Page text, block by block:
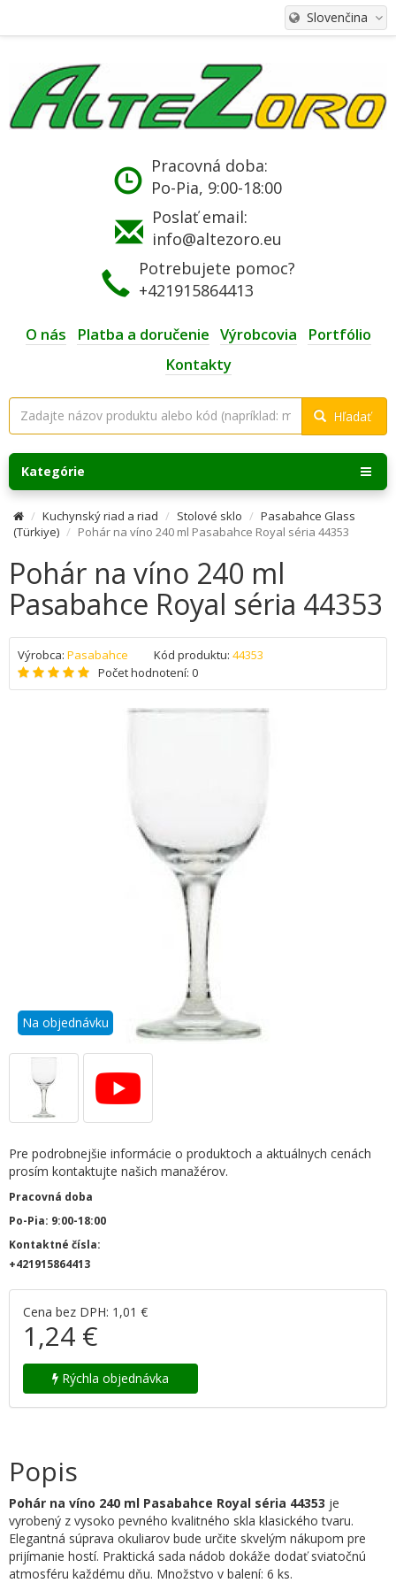
Slovenčina
Pracovná doba:
Po-Pia, 9:00-18:00
Poslať email:
info@altezoro.eu
Potrebujete pomoc?
+421915864413
O nás Platba a doručenie Výrobcovia
Portfólio
Kontakty
Hľadať
Kategórie
Kuchynský riad a riad Stolové sklo
Pasabahce Glass
(Türkiye)
Pohár na víno 240 ml Pasabahce Royal séria 44353
Pohár na víno 240 ml
Pasabahce Royal séria 44353
Výrobca: Pasabahce Kód produktu: 44353
Počet hodnotení: 0
Na objednávku
Pre podrobnejšie informácie o produktoch a aktuálnych cenách
prosím kontaktujte našich manažérov.
Pracovná doba
Po-Pia: 9:00-18:00
Kontaktné čísla:
+421915864413
Cena bez DPH: 1,01 €
1,24 €
Rýchla objednávka
Popis
Pohár na víno 240 ml Pasabahce Royal séria 44353 je
vyrobený z vysoko pevného kvalitného skla klasického tvaru.
Elegantná súprava okuliarov bude určite skvelým nákupom pre
prijímanie hostí. Praktická sada nádob dokáže dodať sviatočnú
atmosféru každému dňu. Množstvo v balení: 6 ks.